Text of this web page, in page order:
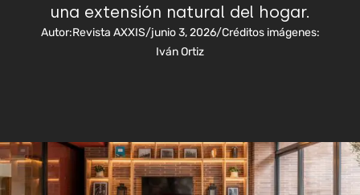
una extensión natural del hogar.
Autor:Revista AXXIS/junio 3, 2026/Créditos imágenes:
Iván Ortiz